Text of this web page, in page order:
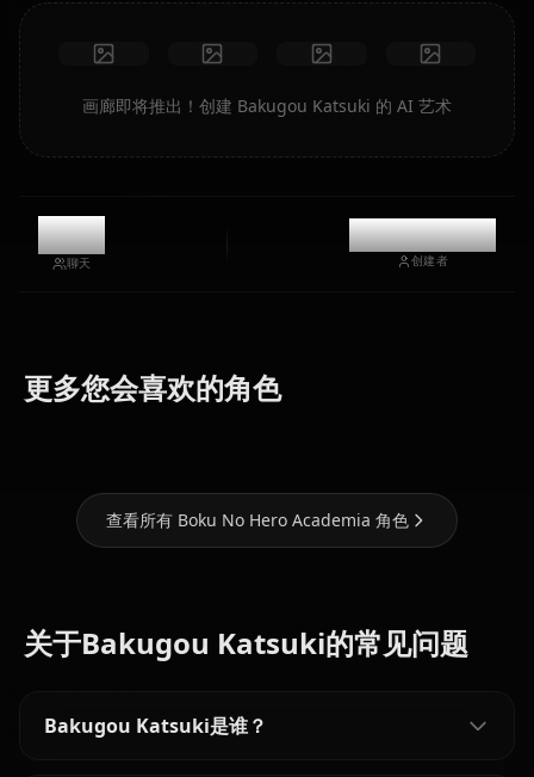
画廊即将推出！创建 Bakugou Katsuki 的 AI 艺术
0
聊天
@kinayymon
创建者
更多您会喜欢的角色
Toga
Uraraka
查看所有 Boku No Hero Academia 角色
关于Bakugou Katsuki的常见问题
Bakugou Katsuki是谁？